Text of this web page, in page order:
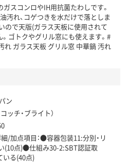
ガスコンロやIH用抗菌たわしです。
汚れ、コゲつきを水だけで落としま
ので天版(ガラス天板に使用されて
。ゴトクやグリル窓にも使えます。#
れ ガラス天板 グリル窓 中華鍋 汚れ
ン
ッチ・ブライト）
/加点項目：●容器包装11:分別・リ
(10点)●仕組み30-2:SBT認証取
いる(40点)